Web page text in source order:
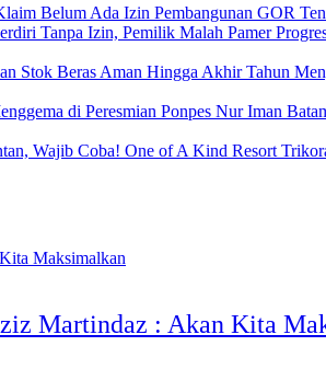
Pembangunan GOR
One of A Kind Resort
Martindaz : Akan Kita